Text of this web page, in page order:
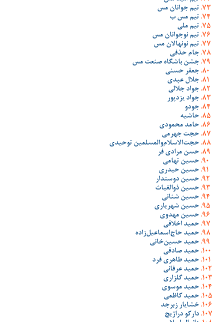
تیم جوانان مس
تیم مس ب
تیم ملی
تیم نوجوانان مس
تیم نونهالان مس
جام حذفی
جشن باشگاه صنعت مس
جعفر حسنی
جلال عبدی
جواد جلالی
جواد یزدپور
جودو
حاشیه
حامد محمودی
حجت جهرمی
حجت‌الاسلام‌والمسلمین توحیدی
حسن مرادی فر
حسین تهامی
حسین حیدری
حسین دوستدار
حسین ذوالغیاث
حسین شنانی
حسین شهریاری
حسین مهدوی
حمید اخلاقی
حمید حاج‌اسماعیل‌زاده
حمید حسین‌خانی
حمید صادقی
حمید طاهری فرد
حمید عرفانی
حمید گلزاری
حمید موسوی
حمید کاظمی
خشایار زبرجد
دارکو دراژیچ